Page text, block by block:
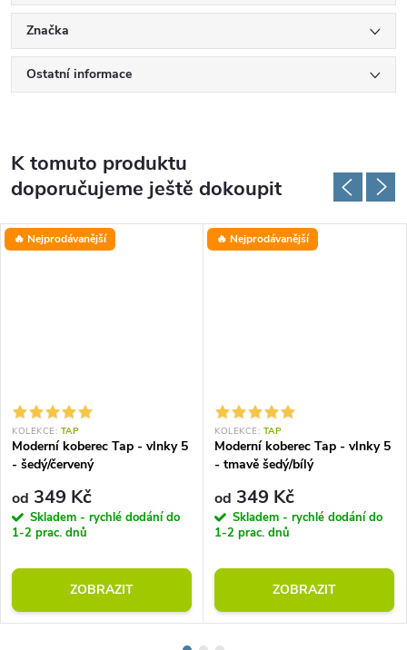
Značka
Ostatní informace
K tomuto produktu
doporučujeme ještě dokoupit
🔥 Nejprodávanější
KOLEKCE: TAP
Moderní koberec Tap - vlnky 5
- šedý/červený
od 349 Kč
Skladem - rychlé dodání do
1-2 prac. dnů
ZOBRAZIT
🔥 Nejprodávanější
KOLEKCE: TAP
Moderní koberec Tap - vlnky 5
- tmavě šedý/bílý
od 349 Kč
Skladem - rychlé dodání do
1-2 prac. dnů
ZOBRAZIT